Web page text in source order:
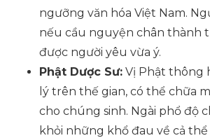
ngưỡng văn hóa Việt Nam.
nếu cầu nguyện chân thành
được người yêu vừa ý.
Phật Dược Sư: Vị Phật thông
lý trên thế gian, có thể chữa
cho chúng sinh. Ngài phổ độ
khỏi những khổ đau về cả